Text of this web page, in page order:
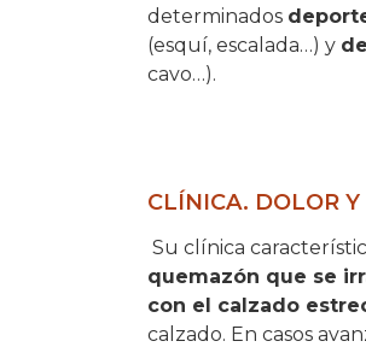
determinados
(esquí, escalada…) y
cavo…).
CLÍNICA. DOLOR
Su clínica
quemazón que se
con el calzado
calzado. En casos